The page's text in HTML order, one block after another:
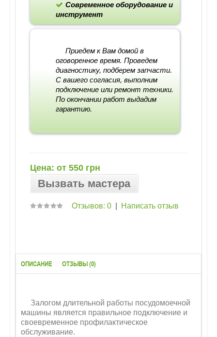
Современное оборудование и
инструмент
Приедем к Вам домой в
оговоренное время. Проведем
диагностику, подберем запчасти.
С вашего согласия, выполним
подключение или ремонт техники.
По окончании работ выдадим
гарантию.
Цена: от 550 грн
Вызвать мастера
Отзывов: 0 Написать отзыв
ОПИСАНИЕ ОТЗЫВЫ (0)
Залогом длительной работы посудомоечной
машины является правильное подключение и
своевременное профилактическое
обслуживание.